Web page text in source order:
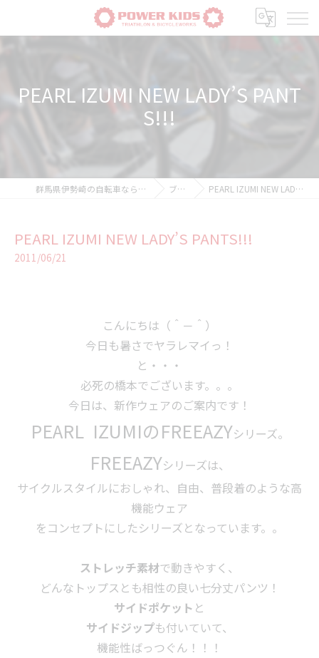
PEARL IZUMI NEW LADY’S PANT
S!!!
群馬県伊勢崎の自転車ならPOWER-KIDS ブログ PEARL IZUMI NEW LADY’S PANTS!!!
PEARL IZUMI NEW LADY’S PANTS!!!
2011/06/21
こんにちは（＾－＾）
今日も暑さでヤラレマイっ！
と・・・
必死の橋本でございます。。。
今日は、新作ウェアのご案内です！
PEARL IZUMIのFREEAZYシリーズ。
FREEAZYシリーズは、
サイクルスタイルにおしゃれ、自由、普段着のような高
機能ウェア
をコンセプトにしたシリーズとなっています。。
ストレッチ素材で動きやすく、
どんなトップスとも相性の良い七分丈パンツ！
サイドポケット と
サイドジップも付いていて、
機能性ばっつぐん！！！